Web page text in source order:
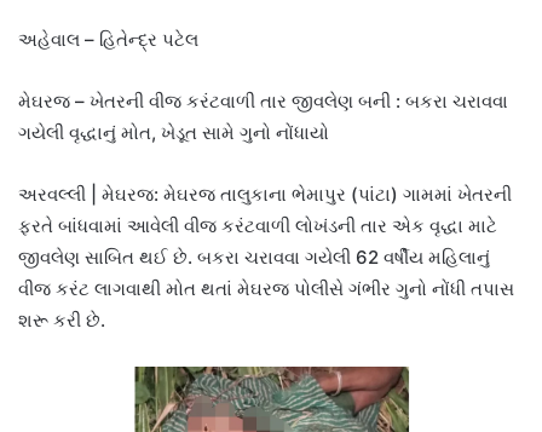
અહેવાલ – હિતેન્દ્ર પટેલ
મેઘરજ – ખેતરની વીજ કરંટવાળી તાર જીવલેણ બની : બકરા ચરાવવા
ગયેલી વૃદ્ધાનું મોત, ખેડૂત સામે ગુનો નોંધાયો
અરવલ્લી | મેઘરજ: મેઘરજ તાલુકાના ભેમાપુર (પાંટા) ગામમાં ખેતરની
ફરતે બાંધવામાં આવેલી વીજ કરંટવાળી લોખંડની તાર એક વૃદ્ધા માટે
જીવલેણ સાબિત થઈ છે. બકરા ચરાવવા ગયેલી 62 વર્ષીય મહિલાનું
વીજ કરંટ લાગવાથી મોત થતાં મેઘરજ પોલીસે ગંભીર ગુનો નોંધી તપાસ
શરૂ કરી છે.